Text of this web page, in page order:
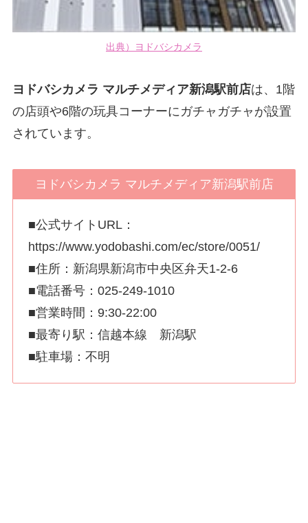
出典）ヨドバシカメラ
ヨドバシカメラ マルチメディア新潟駅前店は、1階
の店頭や6階の玩具コーナーにガチャガチャが設置
されています。
ヨドバシカメラ マルチメディア新潟駅前店
■公式サイトURL：
https://www.yodobashi.com/ec/store/0051/
■住所：新潟県新潟市中央区弁天1-2-6
■電話番号：025-249-1010
■営業時間：9:30-22:00
■最寄り駅：信越本線 新潟駅
■駐車場：不明